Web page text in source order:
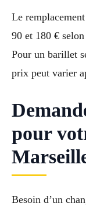
Le
90 et 180 €
Pour un barillet
prix peut varier
pour
Besoin d’un